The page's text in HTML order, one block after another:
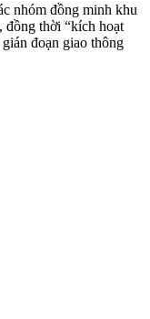
nhóm đồng minh khu
đồng thời “kích hoạt
đoạn giao thông